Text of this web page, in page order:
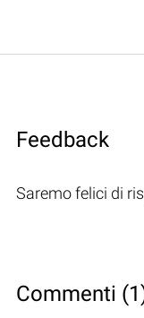
Feedback
Saremo felici di
Commenti